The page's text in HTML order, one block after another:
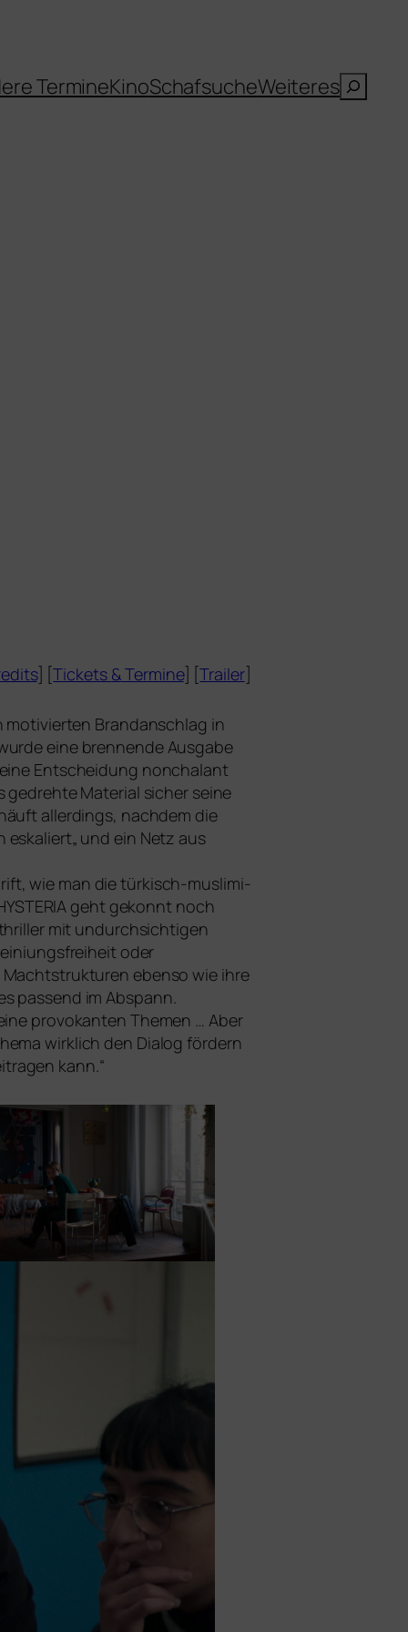
TermineKinoSchafsucheWeiteresSuchen
] [Tickets &Termine] [Trailer]
moti­vier­ten Brandanschlag in
eine bren­nen­de Ausgabe
Entscheidung non­cha­lant
gedreh­te Material sicher sei­ne
aller­dings, nach­dem die
und ein Netz aus
wie man die tür­kisch-mus­li­mi­
geht gekonnt noch
mit undurch­sich­ti­gen
oder
eben­so wie ihre
pas­send im Abspann.
pro­vo­kan­ten Themen … Aber
wirk­lich den Dialog för­dern
kann.“